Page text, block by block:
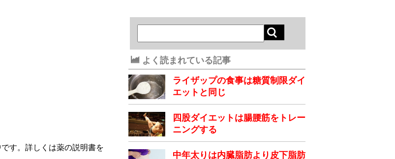
す。詳しくは薬の説明書を
よく読まれている記事
ライザップの食事は糖質制限ダイ
エットと同じ
四股ダイエットは腸腰筋をトレー
ニングする
中年太りは内臓脂肪より皮下脂肪